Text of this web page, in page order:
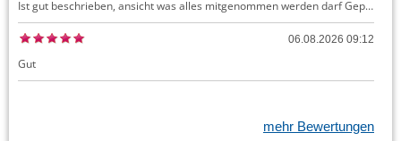
Ist gut beschrieben, ansicht was alles mitgenommen werden darf Gepäck dürfte auch kostenloses Handgepäck umfassen, ansonsten sehr easy zu machen
06.08.2026 09:12
Gut
mehr Bewertungen